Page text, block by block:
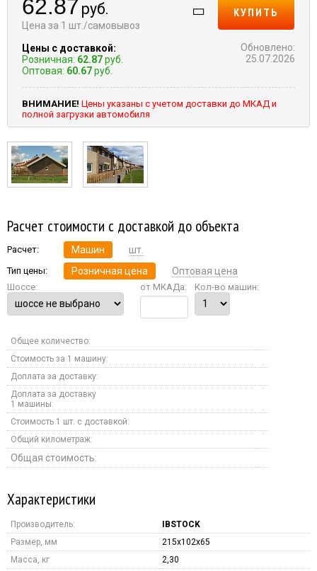
62.87 руб.
Цена за 1 шт./самовывоз
Цены с доставкой:
Розничная: 62.87руб.
Оптовая: 60.67руб.
КУПИТЬ
Обновлено:
25.07.2026
ВНИМАНИЕ! Цены указаны с учетом доставки до МКАД и
полной загрузки автомобиля
Расчет стоимости с доставкой до объекта
Расчет: Машин шт.
Тип цены: Розничная цена Оптовая цена
Шоссе: от МКАДа: Кол-во машин:
Общее количество:
Стоимость за 1 машину:
Доплата за доставку:
Доплата за доставку
1 машины:
Стоимость 1 шт. с доставкой:
Общий километраж:
Общая стоимость:
Характеристики
Производитель:
IBSTOCK
Размер, мм
215x102x65
Масса, кг
2,30